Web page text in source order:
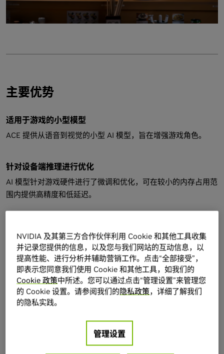
主要优势
适用于游戏的小型模型
ACE 提供从语音到视觉的小型 AI 模型，旨在增强游戏角色。
针对设备端推理进行优化
AI 模型针对游戏硬件进行了微调和优化，可在较小的内存占用范
围内提供高精度和低延迟。
NVIDIA 游戏内推理(NVIGI) 插件可跨复杂图形工作负载为不同模
型和推理后端调度 AI 推理，从而更大限度地提高性能和用户体
验。
AI 驱动的合作伙伴体验
NVIDIA 及其第三方合作伙伴利用 Cookie 和其他工具收集
并记录您提供的信息，以及您与我们网站的互动信息，以
提高性能、进行分析并辅助营销工作。点击“全部接受”，
即表示您同意我们使用 Cookie 和其他工具，如我们的
Cookie 政策中所述。您可以通过点击“管理设置”来管理您
的 Cookie 设置。请参阅我们的隐私政策，详细了解我们
的隐私实践。
管理设置